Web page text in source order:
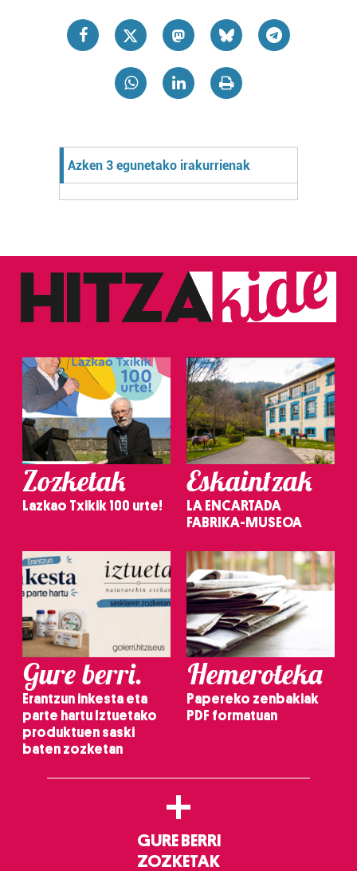
Azken 3 egunetako irakurrienak
Zozketak
Lazkao Txikik 100 urte!
Eskaintzak
LA ENCARTADA
FABRIKA-MUSEOA
Gure berri.
Erantzun inkesta eta
parte hartu Iztuetako
produktuen saski
baten zozketan
Hemeroteka
Papereko zenbakiak
PDF formatuan
+
GURE BERRI
ZOZKETAK